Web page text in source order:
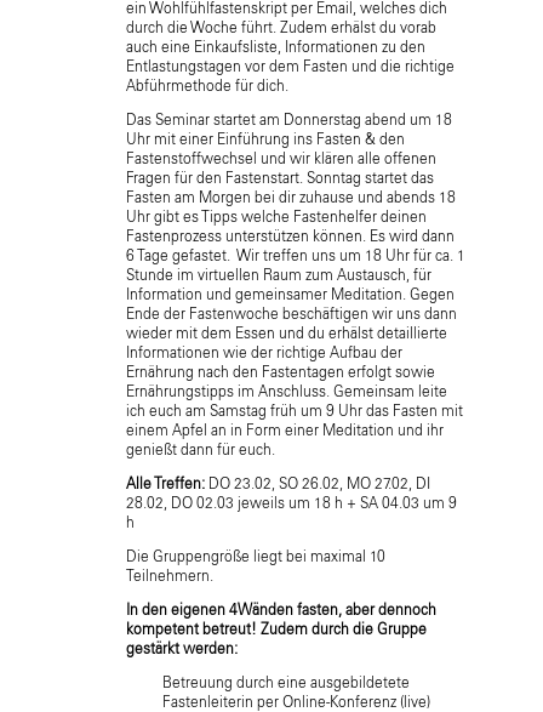
ein Wohlfühlfastenskript per Email, welches dich
durch die Woche führt. Zudem erhälst du vorab
auch eine Einkaufsliste, Informationen zu den
Entlastungstagen vor dem Fasten und die richtige
Abführmethode für dich.
Das Seminar startet am Donnerstag abend um 18
Uhr mit einer Einführung ins Fasten & den
Fastenstoffwechsel und wir klären alle offenen
Fragen für den Fastenstart. Sonntag startet das
Fasten am Morgen bei dir zuhause und abends 18
Uhr gibt es Tipps welche Fastenhelfer deinen
Fastenprozess unterstützen können. Es wird dann
6 Tage gefastet. Wir treffen uns um 18 Uhr für ca. 1
Stunde im virtuellen Raum zum Austausch, für
Information und gemeinsamer Meditation. Gegen
Ende der Fastenwoche beschäftigen wir uns dann
wieder mit dem Essen und du erhälst detaillierte
Informationen wie der richtige Aufbau der
Ernährung nach den Fastentagen erfolgt sowie
Ernährungstipps im Anschluss. Gemeinsam leite
ich euch am Samstag früh um 9 Uhr das Fasten mit
einem Apfel an in Form einer Meditation und ihr
genießt dann für euch.
Alle Treffen: DO 23.02, SO 26.02, MO 27.02, DI
28.02, DO 02.03 jeweils um 18 h + SA 04.03 um 9
h
Die Gruppengröße liegt bei maximal 10
Teilnehmern.
In den eigenen 4Wänden fasten, aber dennoch
kompetent betreut! Zudem durch die Gruppe
gestärkt werden:
Betreuung durch eine ausgebildetete
Fastenleiterin per Online-Konferenz (live)